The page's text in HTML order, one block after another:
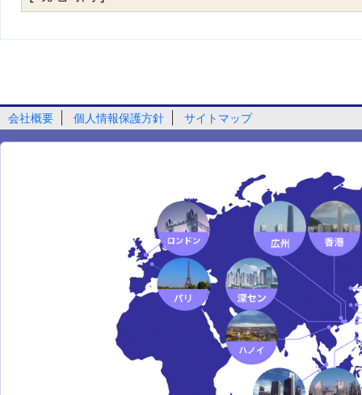
会社概要 個人情報保護方針 サイトマップ